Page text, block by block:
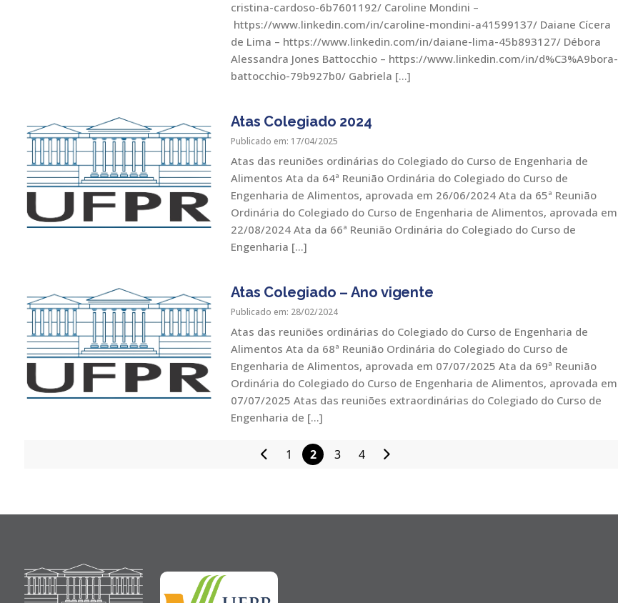
cristina-cardoso-6b7601192/ Caroline Mondini –
https://www.linkedin.com/in/caroline-mondini-a41599137/ Daiane Cícera
de Lima – https://www.linkedin.com/in/daiane-lima-45b893127/ Débora
Alessandra Jones Battocchio – https://www.linkedin.com/in/d%C3%A9bora-
battocchio-79b927b0/ Gabriela […]
Atas Colegiado 2024
Publicado em: 17/04/2025
Atas das reuniões ordinárias do Colegiado do Curso de Engenharia de
Alimentos Ata da 64ª Reunião Ordinária do Colegiado do Curso de
Engenharia de Alimentos, aprovada em 26/06/2024 Ata da 65ª Reunião
Ordinária do Colegiado do Curso de Engenharia de Alimentos, aprovada em
22/08/2024 Ata da 66ª Reunião Ordinária do Colegiado do Curso de
Engenharia […]
Atas Colegiado – Ano vigente
Publicado em: 28/02/2024
Atas das reuniões ordinárias do Colegiado do Curso de Engenharia de
Alimentos Ata da 68ª Reunião Ordinária do Colegiado do Curso de
Engenharia de Alimentos, aprovada em 07/07/2025 Ata da 69ª Reunião
Ordinária do Colegiado do Curso de Engenharia de Alimentos, aprovada em
07/07/2025 Atas das reuniões extraordinárias do Colegiado do Curso de
Engenharia de […]
Paginação
posts
1 2 3 4